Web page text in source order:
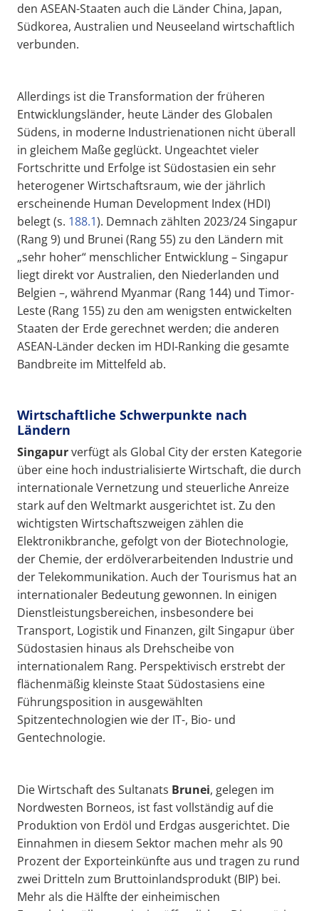
den ASEAN-Staaten auch die Länder China, Japan,
Südkorea, Australien und Neuseeland wirtschaftlich
verbunden.
Allerdings ist die Transformation der früheren
Entwicklungsländer, heute Länder des Globalen
Südens, in moderne Industrienationen nicht überall
in gleichem Maße geglückt. Ungeachtet vieler
Fortschritte und Erfolge ist Südostasien ein sehr
heterogener Wirtschaftsraum, wie der jährlich
erscheinende Human Development Index (HDI)
belegt (s. 188.1). Demnach zählten 2023/24 Singapur
(Rang 9) und Brunei (Rang 55) zu den Ländern mit
„sehr hoher“ menschlicher Entwicklung – Singapur
liegt direkt vor Australien, den Niederlanden und
Belgien –, während Myanmar (Rang 144) und Timor-
Leste (Rang 155) zu den am wenigsten entwickelten
Staaten der Erde gerechnet werden; die anderen
ASEAN-Länder decken im HDI-Ranking die gesamte
Bandbreite im Mittelfeld ab.
Wirtschaftliche Schwerpunkte nach
Ländern
Singapurverfügt als Global City der ersten Kategorie
über eine hoch industrialisierte Wirtschaft, die durch
internationale Vernetzung und steuerliche Anreize
stark auf den Weltmarkt ausgerichtet ist. Zu den
wichtigsten Wirtschaftszweigen zählen die
Elektronikbranche, gefolgt von der Biotechnologie,
der Chemie, der erdölverarbeitenden Industrie und
der Telekommunikation. Auch der Tourismus hat an
internationaler Bedeutung gewonnen. In einigen
Dienstleistungsbereichen, insbesondere bei
Transport, Logistik und Finanzen, gilt Singapur über
Südostasien hinaus als Drehscheibe von
internationalem Rang. Perspektivisch erstrebt der
flächenmäßig kleinste Staat Südostasiens eine
Führungsposition in ausgewählten
Spitzentechnologien wie der IT-, Bio- und
Gentechnologie.
Die Wirtschaft des Sultanats Brunei, gelegen im
Nordwesten Borneos, ist fast vollständig auf die
Produktion von Erdöl und Erdgas ausgerichtet. Die
Einnahmen in diesem Sektor machen mehr als 90
Prozent der Exporteinkünfte aus und tragen zu rund
zwei Dritteln zum Bruttoinlandsprodukt (BIP) bei.
Mehr als die Hälfte der einheimischen